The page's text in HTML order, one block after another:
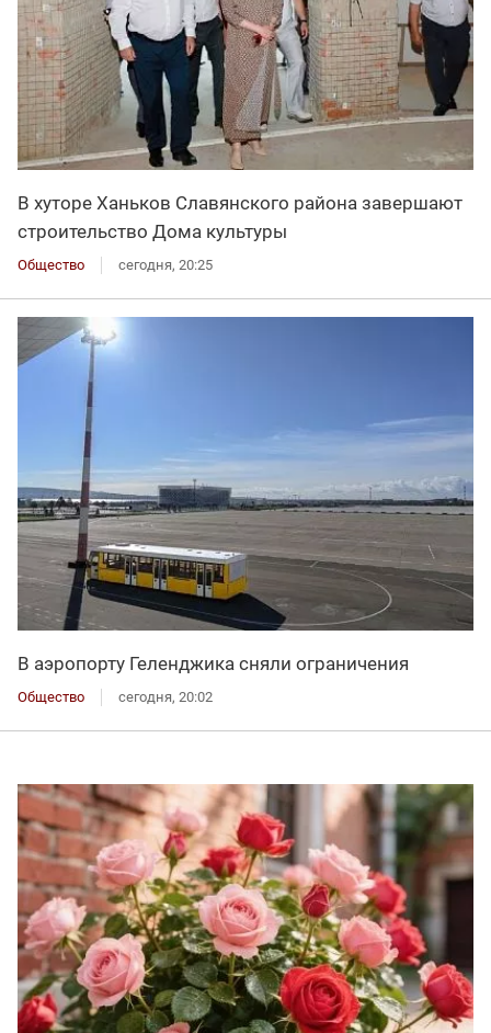
В хуторе Ханьков Славянского района завершают
строительство Дома культуры
Общество сегодня, 20:25
В аэропорту Геленджика сняли ограничения
Общество сегодня, 20:02